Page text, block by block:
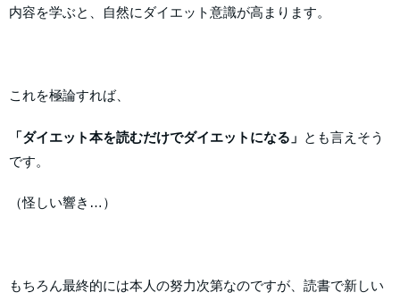
内容を学ぶと、自然にダイエット意識が高まります。
これを極論すれば、
「ダイエット本を読むだけでダイエットになる」 とも言えそう
です。
（怪しい響き…）
もちろん最終的には本人の努力次第なのですが、読書で新しい